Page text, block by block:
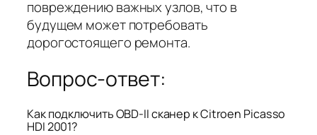
повреждению важных узлов, что в
будущем может потребовать
дорогостоящего ремонта.
Вопрос-ответ:
Как подключить OBD-II сканер к Citroen Picasso
HDI 2001?